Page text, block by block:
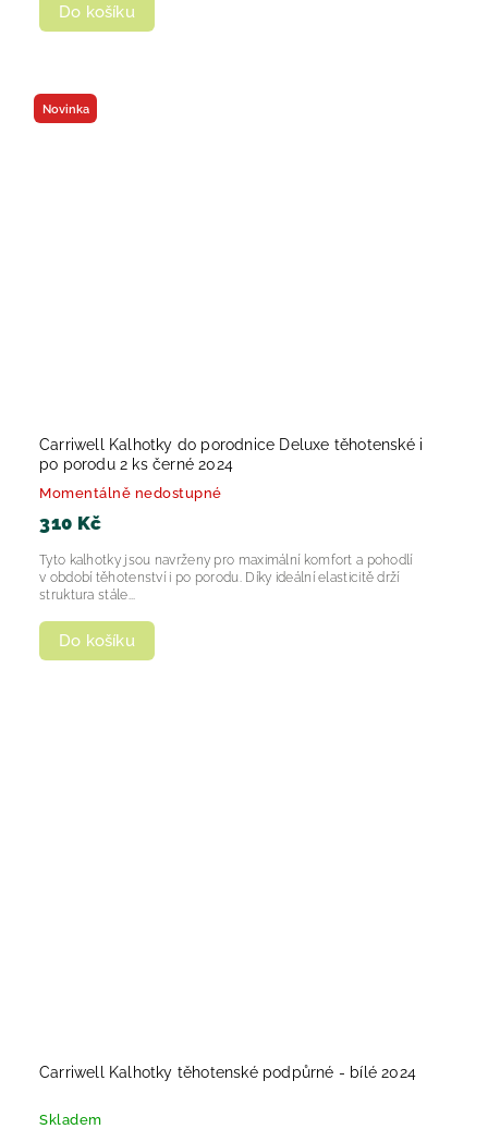
Do košíku
Novinka
Carriwell Kalhotky do porodnice Deluxe těhotenské i
po porodu 2 ks černé 2024
Momentálně nedostupné
310 Kč
Do košíku
Tyto kalhotky jsou navrženy pro maximální komfort a pohodlí
v období těhotenství i po porodu. Díky ideální elasticitě drží
struktura stále...
Carriwell Kalhotky těhotenské podpůrné - bílé 2024
Skladem